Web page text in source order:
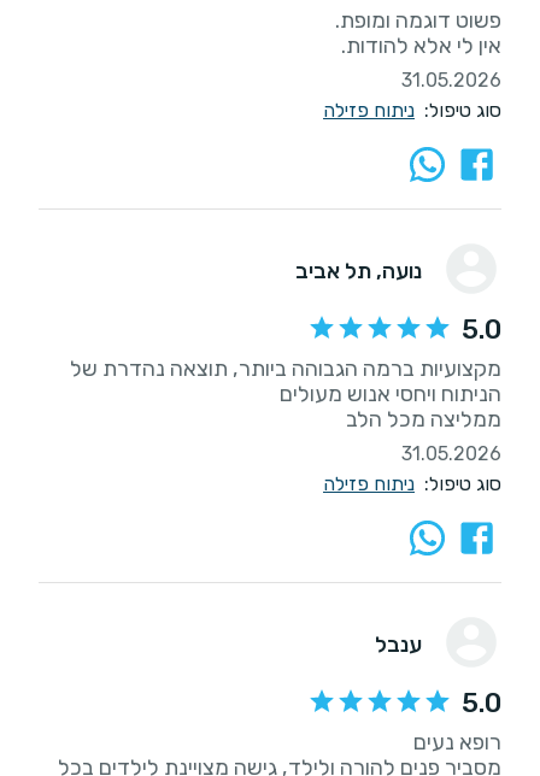
אין לי אלא להודות.
31.05.2026
סוג טיפול: ניתוח פזילה
נועה, תל אביב
5.0
מקצועיות ברמה הגבוהה ביותר, תוצאה נהדרת של
ממליצה מכל הלב
31.05.2026
סוג טיפול: ניתוח פזילה
ענבל
5.0
מסביר פנים להורה ולילד, גישה מצויינת לילדים בכל